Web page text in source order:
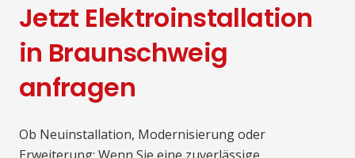
Jetzt Elektroinstallation
in Braunschweig
anfragen
Ob Neuinstallation, Modernisierung oder